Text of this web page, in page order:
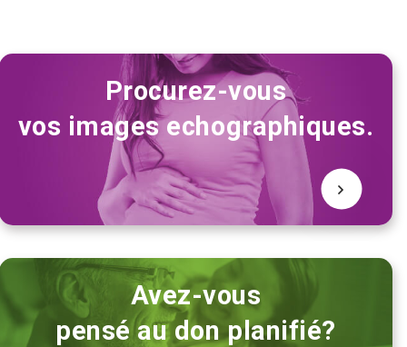
Procurez-vous
vos images echographiques.
Avez-vous
pensé au don planifié?